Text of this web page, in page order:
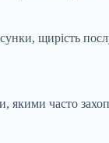
щирість
якими часто